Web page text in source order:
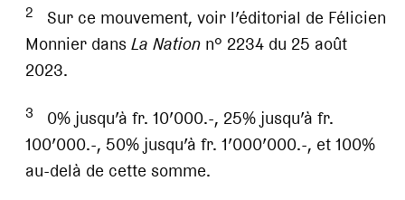
2
Sur ce mouvement, voir l’éditorial de Félicien
Monnier dansLa Nation n° 2234 du 25 août
2023.
3
0% jusqu’à fr. 10’000.-, 25% jusqu’à fr.
100’000.-, 50% jusqu’à fr. 1’000’000.-, et 100%
au-delà de cette somme.